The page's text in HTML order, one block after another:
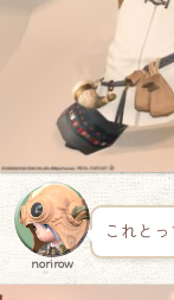
norirow
これと